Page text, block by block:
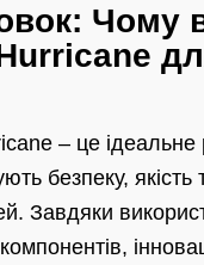
Чому
– це ідеальне
безпеку,
Завдяки